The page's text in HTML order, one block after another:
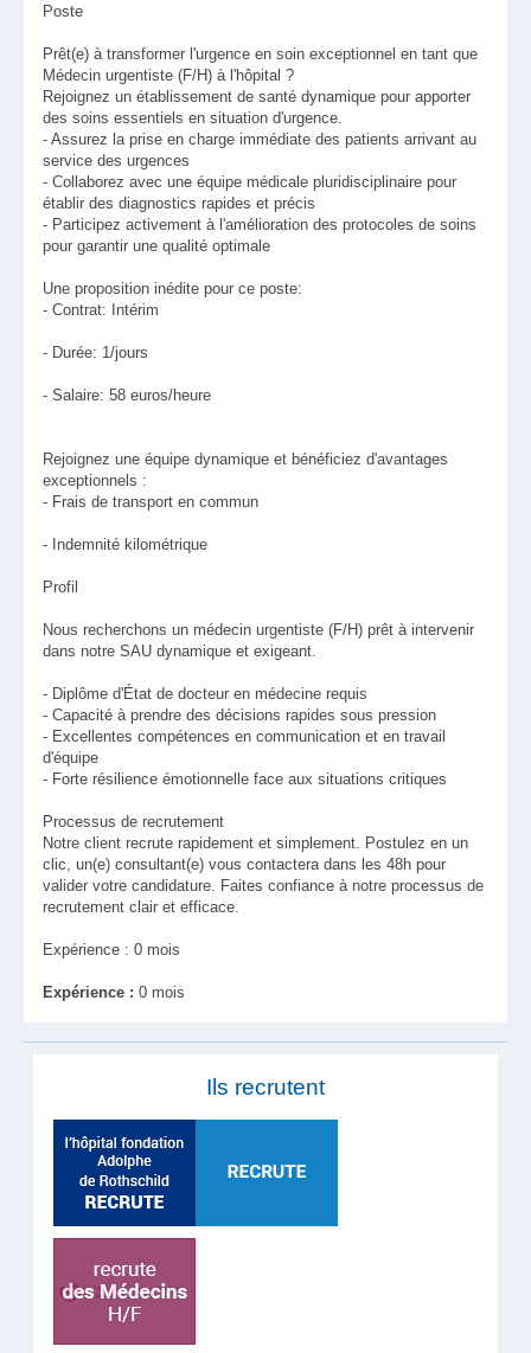
Poste
Prêt(e) à transformer l'urgence en soin exceptionnel en tant que
Médecin urgentiste (F/H) à l'hôpital ?
Rejoignez un établissement de santé dynamique pour apporter
des soins essentiels en situation d'urgence.
- Assurez la prise en charge immédiate des patients arrivant au
service des urgences
- Collaborez avec une équipe médicale pluridisciplinaire pour
établir des diagnostics rapides et précis
- Participez activement à l'amélioration des protocoles de soins
pour garantir une qualité optimale
Une proposition inédite pour ce poste:
- Contrat: Intérim
- Durée: 1/jours
- Salaire: 58 euros/heure
Rejoignez une équipe dynamique et bénéficiez d'avantages
exceptionnels :
- Frais de transport en commun
- Indemnité kilométrique
Profil
Nous recherchons un médecin urgentiste (F/H) prêt à intervenir
dans notre SAU dynamique et exigeant.
- Diplôme d'État de docteur en médecine requis
- Capacité à prendre des décisions rapides sous pression
- Excellentes compétences en communication et en travail
d'équipe
- Forte résilience émotionnelle face aux situations critiques
Processus de recrutement
Notre client recrute rapidement et simplement. Postulez en un
clic, un(e) consultant(e) vous contactera dans les 48h pour
valider votre candidature. Faites confiance à notre processus de
recrutement clair et efficace.
Expérience : 0 mois
Expérience : 0 mois
Ils recrutent